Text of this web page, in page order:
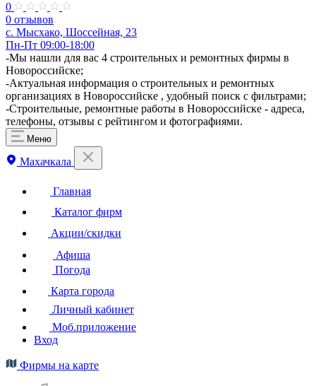
0
0 отзывов
с. Мысхако, Шоссейная, 23
Пн-Пт 09:00-18:00
-Мы нашли для вас 4 строительных и ремонтных фирмы в
Новороссийске;
-Актуальная информация о строительных и ремонтных
организациях в Новороссийске , удобный поиск с фильтрами;
-Строительные, ремонтные работы в Новороссийске - адреса,
телефоны, отзывы с рейтингом и фотографиями.
Меню
Махачкала
Главная
Каталог фирм
Акции/скидки
Афиша
Погода
Карта города
Личный кабинет
Моб.приложение
Вход
Фирмы на карте